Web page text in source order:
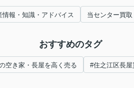
情報・知識・アドバイス 当センター買
おすすめのタグ
空き家・長屋を高く売る #住之江区長